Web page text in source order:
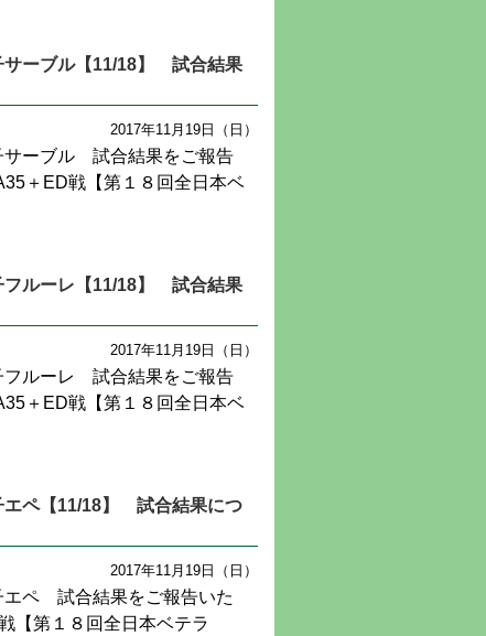
サーブル【11/18】 試合結果
2017年11月19日（日）
サーブル 試合結果をご報告
＋ED戦【第１８回全日本ベ
フルーレ【11/18】 試合結果
2017年11月19日（日）
フルーレ 試合結果をご報告
＋ED戦【第１８回全日本ベ
エペ【11/18】 試合結果につ
2017年11月19日（日）
エペ 試合結果をご報告いた
【第１８回全日本ベテラ